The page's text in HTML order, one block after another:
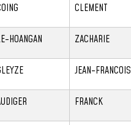
CLEMENT
HOANGAN ZACHARIE
JEAN-FRANCOIS
FRANCK